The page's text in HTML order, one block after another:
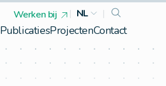
Werken bij | NL |
PublicatiesProjectenContact